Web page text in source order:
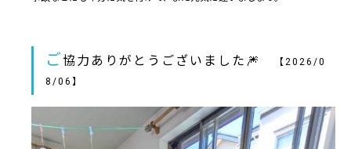
ご協力ありがとうございました🎆
【2026/0
8/06】